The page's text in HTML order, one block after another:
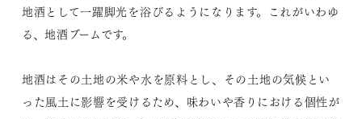
地酒として一躍脚光を浴びるようになります。これがいわゆ
る、地酒ブームです。
地酒はその土地の米や水を原料とし、その土地の気候とい
った風土に影響を受けるため、味わいや香りにおける個性が